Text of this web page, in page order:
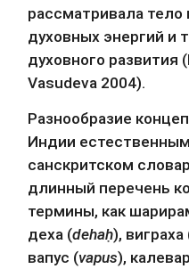
рассматривала тело
духовных энергий и
духовного развития
Vasudeva 2004).
Разнообразие
Индии
санскритском
длинный перечень
термины, как
деха (dehaḥ), виграха
вапус (vapus),